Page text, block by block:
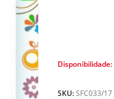
Disponibilidade:
SKU:SFC033/17